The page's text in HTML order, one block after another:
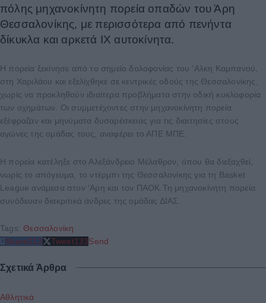
πόλης μηχανοκίνητη πορεία οπαδών του Άρη
Θεσσαλονίκης, με περισσότερα από πενήντα
δίκυκλα και αρκετά ΙΧ αυτοκίνητα.
Η πορεία ξεκίνησε από το σημείο δολοφονίας του ‘Αλκη Καμπανού,
στη Χαριλάου και εξελίχθηκε σε κεντρικές οδούς της Θεσσαλονίκης,
χωρίς να προκληθούν ιδιαίτερα προβλήματα στην οδική κυκλοφορία
των οχημάτων. Οι συμμετέχοντες στην μηχανοκίνητη πορεία
εξέφραζαν και μηνύματα δυσαρέσκειας για τις διαιτησίες στους
αγώνες της ομάδας τους, αναφέρει το ΑΠΕ ΜΠΕ.
Η πορεία κατέληξε στο Αλεξάνδρειο Μέλαθρον, όπου θα διεξαχθεί,
νωρίς το απόγευμα, το ντέρμπι της Θεσσαλονίκης για τη Basket
League ανάμεσα στον ‘Αρη και τον ΠΑΟΚ.Τη μηχανοκίνητη πορεία
συνόδευαν διακριτικά άνδρες της ομάδας ΔΙΑΣ.
Tags: Θεσσαλονίκη
Share212 Tweet133Send
Σχετικά Άρθρα
Αθλητικά